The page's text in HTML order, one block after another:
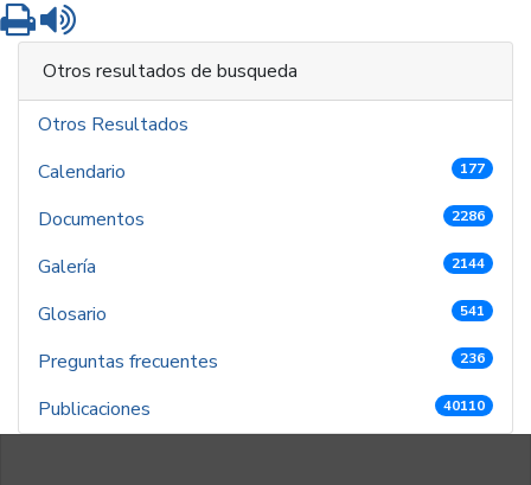
Imprimir
Otros resultados de busqueda
Otros Resultados
Calendario
177
Documentos 2286
Galería 2144
Glosario 541
Preguntas frecuentes 236
Publicaciones 40110